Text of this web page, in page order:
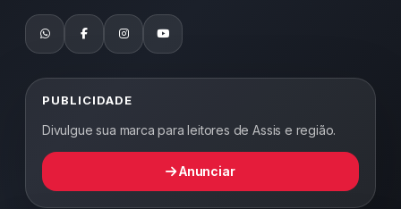
PUBLICIDADE
Divulgue sua marca para leitores de Assis e região.
Anunciar